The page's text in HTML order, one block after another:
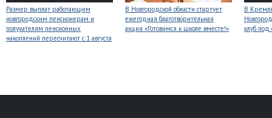
Размер выплат работающим
новгородским пенсионерам и
получателям пенсионных
накоплений пересчитают с 1 августа
В Новгородской области стартует
ежегодная благотворительная
акция «Готовимся к школе вместе!»
В
клуб